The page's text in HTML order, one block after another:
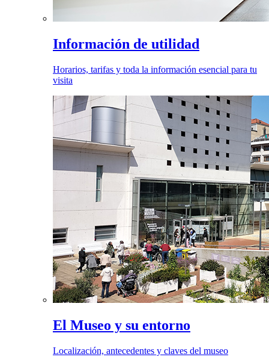
Información de utilidad
Horarios, tarifas y toda la información esencial para tu
visita
El Museo y su entorno
Localización, antecedentes y claves del museo